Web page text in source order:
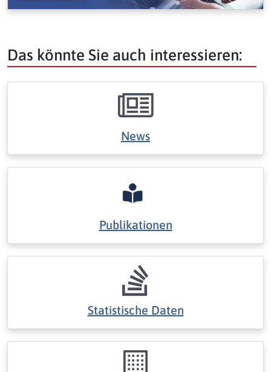
Das könnte Sie auch interessieren:
News
Publikationen
Statistische Daten